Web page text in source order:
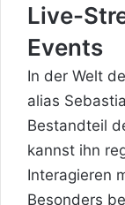
Live-
Events
In der Welt
alias
Bestandteil
kannst ihn
Interagieren
Besonders